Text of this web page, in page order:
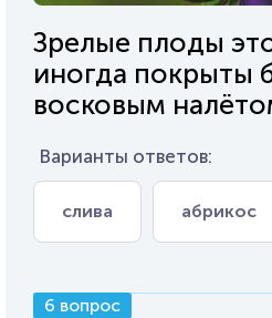
Зрелые плоды
иногда покрыты
восковым
Варианты ответов:
слива абрикос
6 вопрос